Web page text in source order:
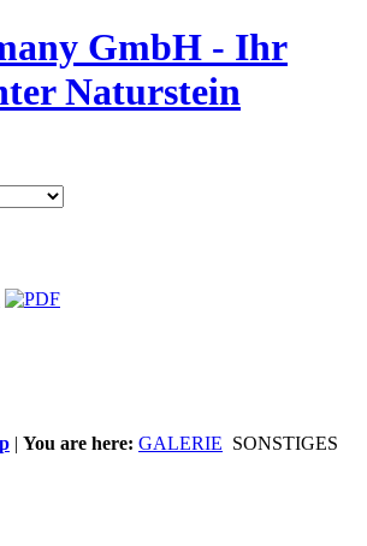
GmbH - Ihr
Naturstein
| You are here: GALERIE SONSTIGES